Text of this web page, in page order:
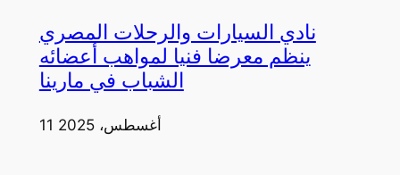
نادي السيارات والرحلات المصري
ينظم معرضا فنيا لمواهب أعضائه
الشباب في مارينا
11 أغسطس، 2025